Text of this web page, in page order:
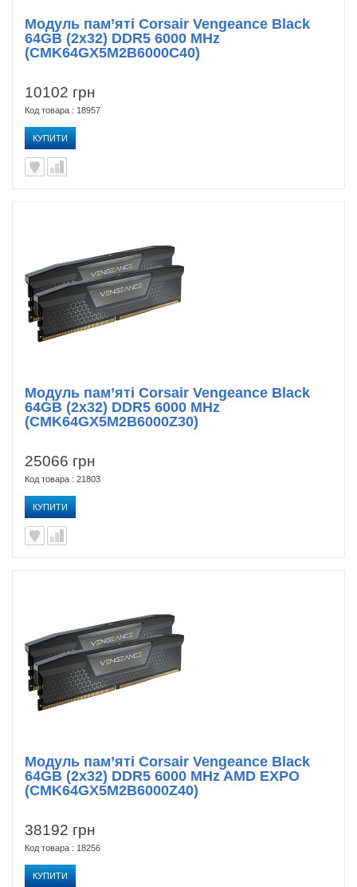
10102 грн
Код товара : 18957
КУПИТИ
Модуль пам’яті Corsair Vengeance Black
64GB (2x32) DDR5 6000 MHz
(CMK64GX5M2B6000C40)
25066 грн
Код товара : 21803
КУПИТИ
Модуль пам’яті Corsair Vengeance Black
64GB (2x32) DDR5 6000 MHz
(CMK64GX5M2B6000Z30)
38192 грн
Код товара : 18256
КУПИТИ
Модуль пам’яті Corsair Vengeance Black
64GB (2x32) DDR5 6000 MHz AMD EXPO
(CMK64GX5M2B6000Z40)